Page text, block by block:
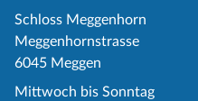
Schloss Meggenhorn
Meggenhornstrasse
6045 Meggen
Mittwoch bis Sonntag